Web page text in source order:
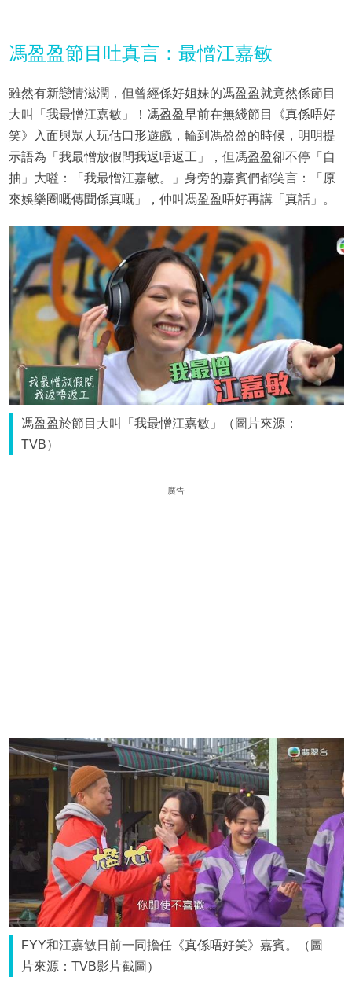
馮盈盈節目吐真言：最憎江嘉敏
雖然有新戀情滋潤，但曾經係好姐妹的馮盈盈就竟然係節目
大叫「我最憎江嘉敏」！馮盈盈早前在無綫節目《真係唔好
笑》入面與眾人玩估口形遊戲，輪到馮盈盈的時候，明明提
示語為「我最憎放假問我返唔返工」，但馮盈盈卻不停「自
抽」大嗌：「我最憎江嘉敏。」身旁的嘉賓們都笑言：「原
來娛樂圈嘅傳聞係真嘅」，仲叫馮盈盈唔好再講「真話」。
馮盈盈於節目大叫「我最憎江嘉敏」（圖片來源：
TVB）
廣告
FYY和江嘉敏日前一同擔任《真係唔好笑》嘉賓。（圖
片來源：TVB影片截圖）